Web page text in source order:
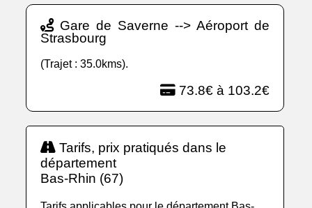
Gare de Saverne --> Aéroport de
Strasbourg
(Trajet : 35.0kms).
73.8€ à 103.2€
Tarifs, prix pratiqués dans le
département
Bas-Rhin (67)